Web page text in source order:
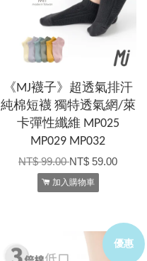
《MJ襪子》超透氣排汗
純棉短襪 獨特透氣網/萊
卡彈性纖維 MP025
MP029 MP032
NT$ 99.00NT$ 59.00
加入購物車
優惠